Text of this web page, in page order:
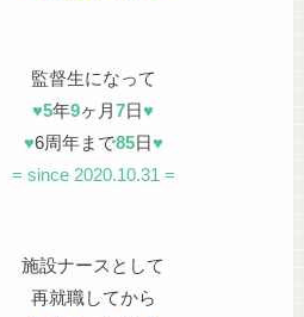
監督生になって
♥5年9ヶ月7日♥
♥6周年まで85日♥
= since 2020.10.31 =
施設ナースとして
再就職してから